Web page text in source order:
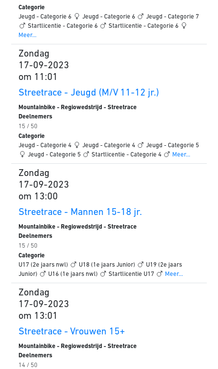
Categorie
Jeugd - Categorie 6
Jeugd - Categorie 6
Jeugd - Categorie 7
Startlicentie - Categorie 6
Startlicentie - Categorie 6
Meer...
Zondag
17-09-2023
om 11:01
Streetrace - Jeugd (M/V 11-12 jr.)
Mountainbike - Regiowedstrijd - Streetrace
Deelnemers
15 / 50
Categorie
Jeugd - Categorie 4
Jeugd - Categorie 4
Jeugd - Categorie 5
Jeugd - Categorie 5
Startlicentie - Categorie 4 Meer...
Zondag
17-09-2023
om 13:00
Streetrace - Mannen 15-18 jr.
Mountainbike - Regiowedstrijd - Streetrace
Deelnemers
15 / 50
Categorie
U17 (2e jaars nwl)
U18 (1e jaars Junior)
U19 (2e jaars
Junior)
U16 (1e jaars nwl) Startlicentie U17 Meer...
Zondag
17-09-2023
om 13:01
Streetrace - Vrouwen 15+
Mountainbike - Regiowedstrijd - Streetrace
Deelnemers
14 / 50